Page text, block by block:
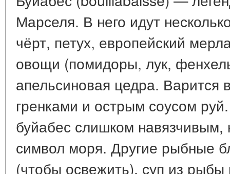
Марселя. В него идут
чёрт, петух, европейский
овощи (помидоры, лук,
апельсиновая цедра. Варится
гренками и острым соусом
буйабес слишком навязчивым,
символ моря. Другие рыбные
(чтобы освежить), суп из рыбы